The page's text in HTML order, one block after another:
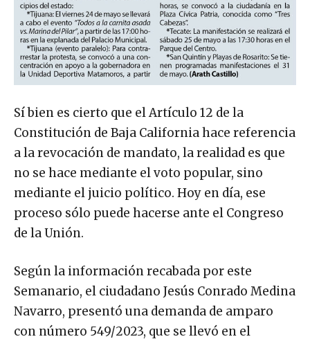
Sí bien es cierto que el Artículo 12 de la
Constitución de Baja California hace referencia
a la revocación de mandato, la realidad es que
no se hace mediante el voto popular, sino
mediante el juicio político. Hoy en día, ese
proceso sólo puede hacerse ante el Congreso
de la Unión.
Según la información recabada por este
Semanario, el ciudadano Jesús Conrado Medina
Navarro, presentó una demanda de amparo
con número 549/2023, que se llevó en el